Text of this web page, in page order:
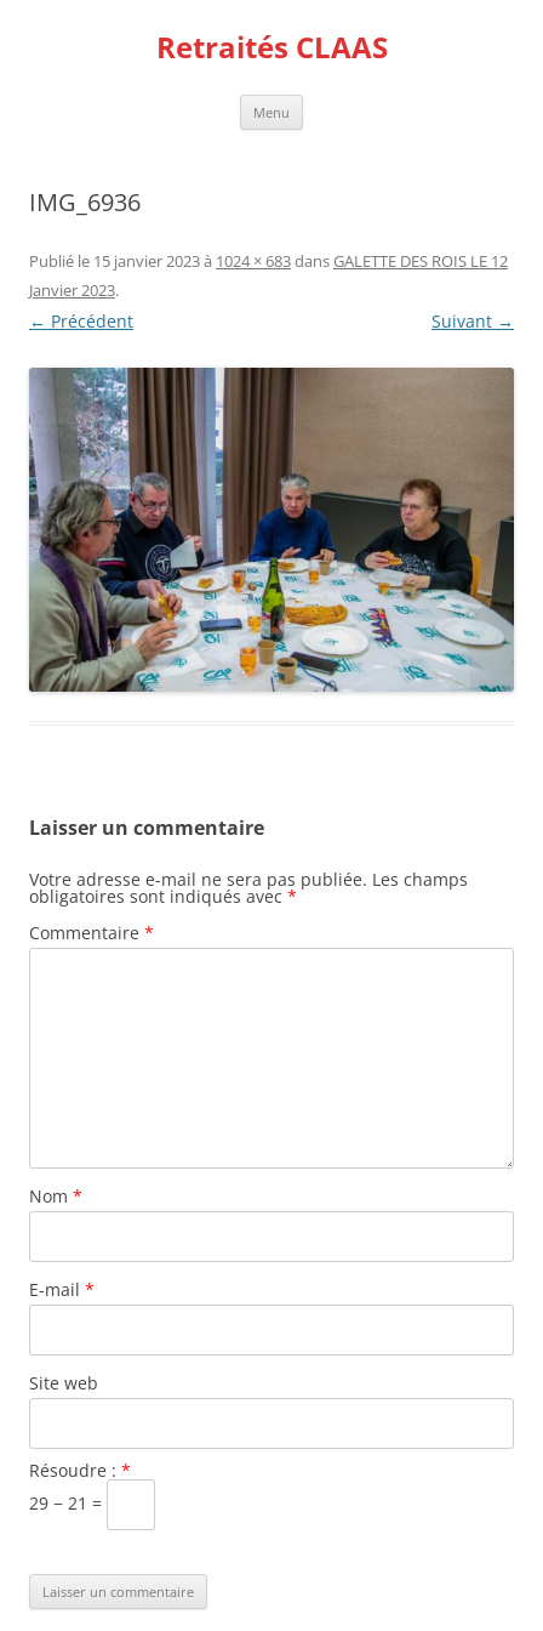
Retraités CLAAS
Menu
IMG_6936
Publié le 15 janvier 2023à 1024 × 683dansGALETTE DES ROIS LE 12
Janvier 2023.
← Précédent Suivant →
Laisser un commentaire
Votre adresse e-mail ne sera pas publiée. Les champs
obligatoires sont indiqués avec *
Commentaire *
Nom *
E-mail *
Site web
Résoudre : *
29 − 21 =